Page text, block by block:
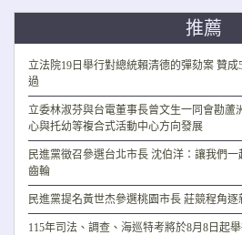
推薦
立法院19日舉行對總統賴清德的彈劾案 贊成
過
立委林淑芬與台電董事長曾文生一同會勘
心與托幼等複合式活動中心方向發展
民進黨徵召參選台北市長 沈伯洋：讓我們
齒輪
民進黨提名黃世杰參選桃園市長 莊競程角逐
115年司法、調查、海巡特考將於8月8日起